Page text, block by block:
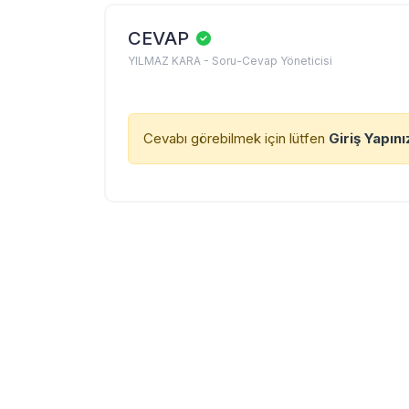
CEVAP
YILMAZ KARA - Soru-Cevap Yöneticisi
Cevabı görebilmek için lütfen Giriş